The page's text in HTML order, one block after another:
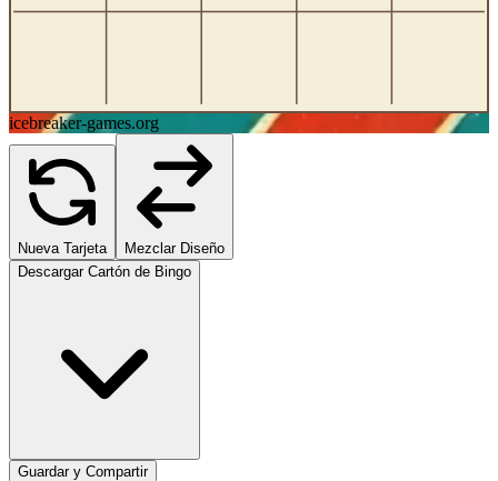
icebreaker-games.org
Nueva Tarjeta
Mezclar Diseño
Descargar Cartón de Bingo
Guardar y Compartir